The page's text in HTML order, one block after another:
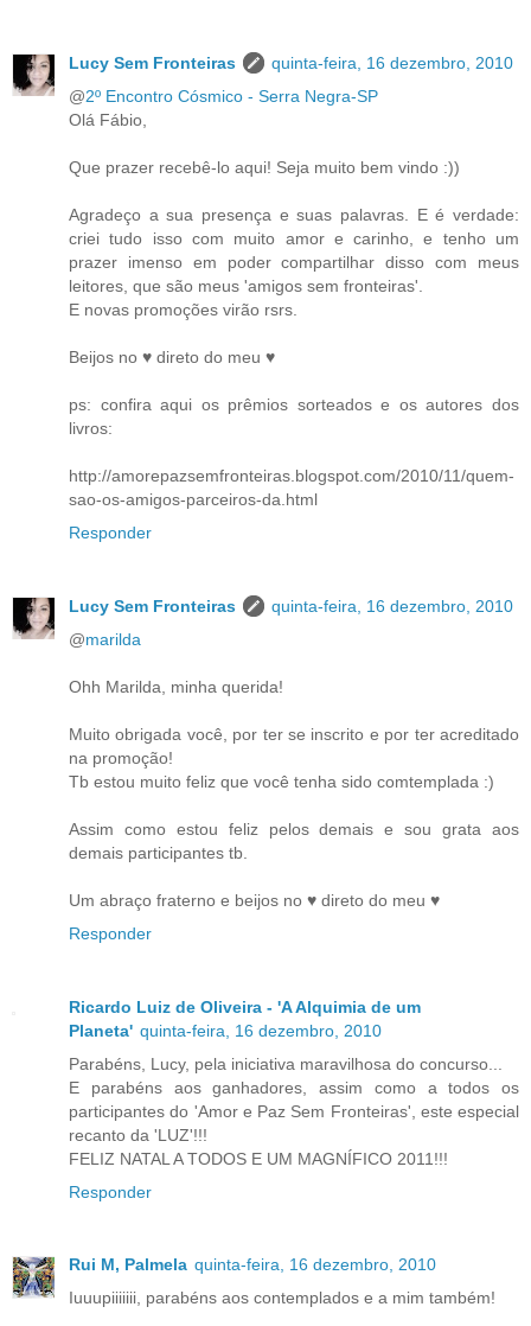
Lucy Sem Fronteiras
quinta-feira, 16 dezembro, 2010
@2º Encontro Cósmico - Serra Negra-SP
Olá Fábio,
Que prazer recebê-lo aqui! Seja muito bem vindo :))
Agradeço a sua presença e suas palavras. E é verdade:
criei tudo isso com muito amor e carinho, e tenho um
prazer imenso em poder compartilhar disso com meus
leitores, que são meus 'amigos sem fronteiras'.
E novas promoções virão rsrs.
Beijos no ♥ direto do meu ♥
ps: confira aqui os prêmios sorteados e os autores dos
livros:
http://amorepazsemfronteiras.blogspot.com/2010/11/quem-
sao-os-amigos-parceiros-da.html
Responder
Lucy Sem Fronteiras
quinta-feira, 16 dezembro, 2010
@marilda
Ohh Marilda, minha querida!
Muito obrigada você, por ter se inscrito e por ter acreditado
na promoção!
Tb estou muito feliz que você tenha sido comtemplada :)
Assim como estou feliz pelos demais e sou grata aos
demais participantes tb.
Um abraço fraterno e beijos no ♥ direto do meu ♥
Responder
Ricardo Luiz de Oliveira - 'A Alquimia de um
Planeta' quinta-feira, 16 dezembro, 2010
Parabéns, Lucy, pela iniciativa maravilhosa do concurso...
E parabéns aos ganhadores, assim como a todos os
participantes do 'Amor e Paz Sem Fronteiras', este especial
recanto da 'LUZ'!!!
FELIZ NATAL A TODOS E UM MAGNÍFICO 2011!!!
Responder
Rui M, Palmela quinta-feira, 16 dezembro, 2010
Iuuupiiiiiii, parabéns aos contemplados e a mim também!